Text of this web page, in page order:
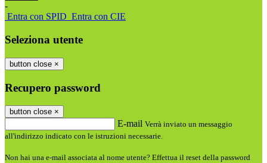
-
Entra con SPID Entra con CIE
Seleziona utente
button close ×
Recupero password
button close ×
E-mail Verrà inviato un messaggio
all'indirizzo indicato con le istruzioni necessarie.
Non hai una e-mail associata al nome utente? Effettua il reset della password